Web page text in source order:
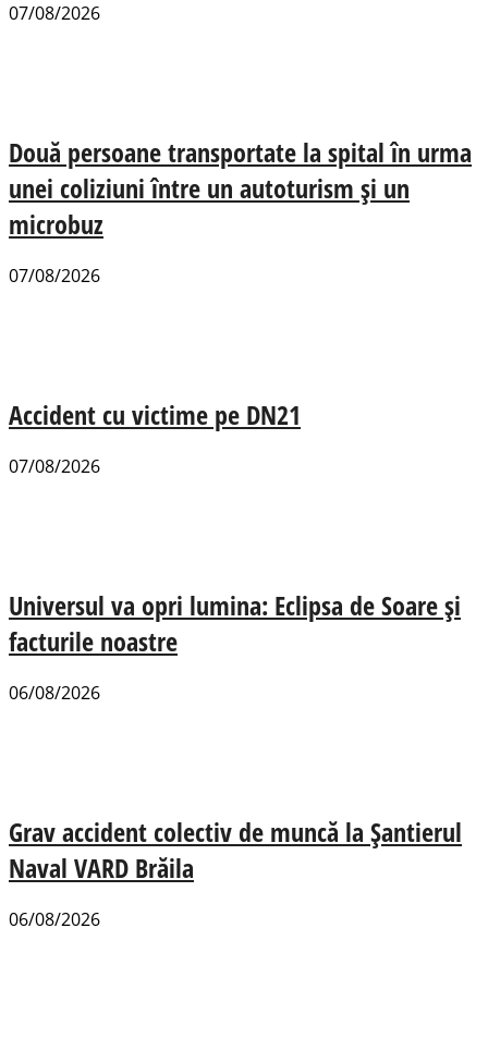
07/08/2026
Două persoane transportate la spital în urma
unei coliziuni între un autoturism și un
microbuz
07/08/2026
Accident cu victime pe DN21
07/08/2026
Universul va opri lumina: Eclipsa de Soare și
facturile noastre
06/08/2026
Grav accident colectiv de muncă la Șantierul
Naval VARD Brăila
06/08/2026